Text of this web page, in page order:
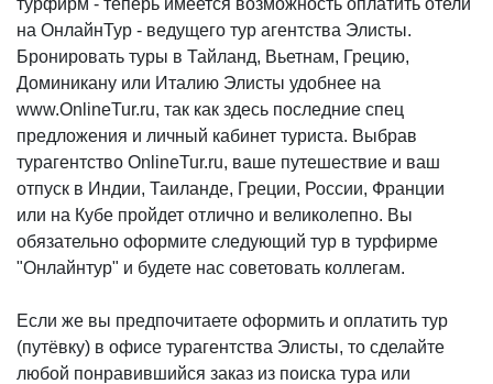
турфирм - теперь имеется возможность оплатить отели
на ОнлайнТур - ведущего тур агентства Элисты.
Бронировать туры в Тайланд, Вьетнам, Грецию,
Доминикану или Италию Элисты удобнее на
www.OnlineTur.ru, так как здесь последние спец
предложения и личный кабинет туриста. Выбрав
турагентство OnlineTur.ru, ваше путешествие и ваш
отпуск в Индии, Таиланде, Греции, России, Франции
или на Кубе пройдет отлично и великолепно. Вы
обязательно оформите следующий тур в турфирме
"Онлайнтур" и будете нас советовать коллегам.
Если же вы предпочитаете оформить и оплатить тур
(путёвку) в офисе турагентства Элисты, то сделайте
любой понравившийся заказ из поиска тура или